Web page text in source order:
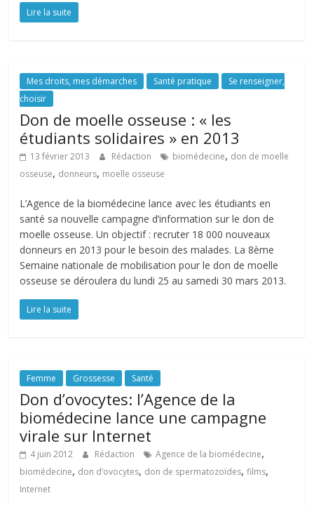
Lire la suite
Mes droits, mes démarches Santé pratique
Se renseigner,
choisir
Don de moelle osseuse : « les
étudiants solidaires » en 2013
13 février 2013 Rédaction biomédecine, don de moelle
osseuse, donneurs, moelle osseuse
L’Agence de la biomédecine lance avec les étudiants en
santé sa nouvelle campagne d’information sur le don de
moelle osseuse. Un objectif : recruter 18 000 nouveaux
donneurs en 2013 pour le besoin des malades. La 8ème
Semaine nationale de mobilisation pour le don de moelle
osseuse se déroulera du lundi 25 au samedi 30 mars 2013.
Lire la suite
Femme Grossesse Santé
Don d’ovocytes: l’Agence de la
biomédecine lance une campagne
virale sur Internet
4 juin 2012 Rédaction Agence de la biomédecine,
biomédecine, don d’ovocytes, don de spermatozoïdes,films,
Internet